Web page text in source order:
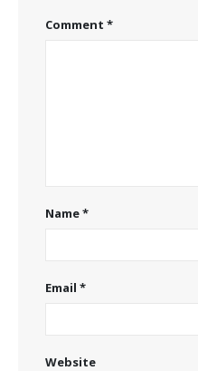
Comment *
Name*
Email *
Website